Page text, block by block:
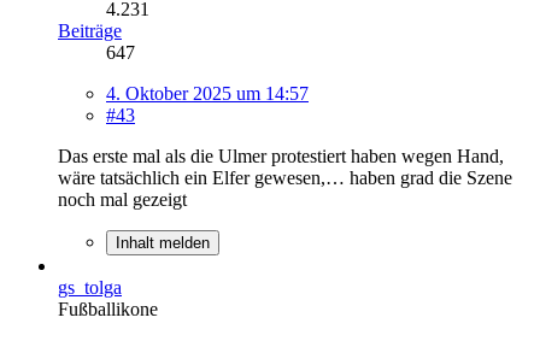
4.231
Beiträge
647
4. Oktober 2025 um 14:57
#43
Das erste mal als die Ulmer protestiert haben wegen Hand,
wäre tatsächlich ein Elfer gewesen,… haben grad die Szene
noch mal gezeigt
Inhalt melden
gs_tolga
Fußballikone